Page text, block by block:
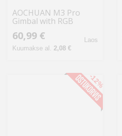
AOCHUAN M3 Pro
Gimbal with RGB
60,99 €
Kuumakse al. 2,08 €
Laos
-12%